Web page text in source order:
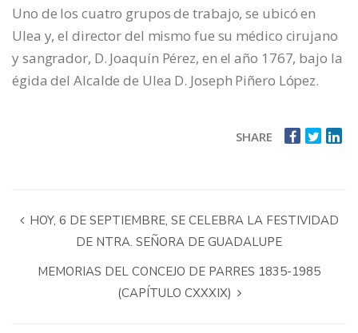
Uno de los cuatro grupos de trabajo, se ubicó en
Ulea y, el director del mismo fue su médico cirujano
y sangrador, D. Joaquín Pérez, en el año 1767, bajo la
égida del Alcalde de Ulea D. Joseph Piñero López.
SHARE
HOY, 6 DE SEPTIEMBRE, SE CELEBRA LA FESTIVIDAD
DE NTRA. SEÑORA DE GUADALUPE
MEMORIAS DEL CONCEJO DE PARRES 1835-1985
(CAPÍTULO CXXXIX)